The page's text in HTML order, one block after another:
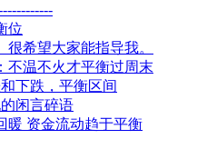
位
希望大家能指导我。
不温不火才平衡过周末
下跌，平衡区间
闲言碎语
暖 资金流动趋于平衡